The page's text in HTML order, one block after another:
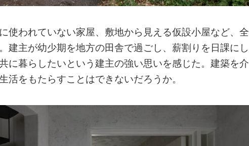
使われていない家屋、敷地から見える仮設小屋など、全
建主が幼少期を地方の田舎で過ごし、薪割りを日課にし
に暮らしたいという建主の強い思いを感じた。建築を介
活をもたらすことはできないだろうか。